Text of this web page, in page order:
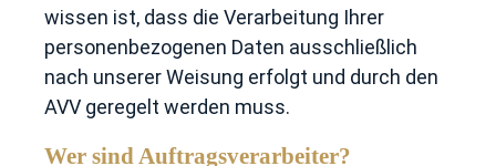
wissen ist, dass die Verarbeitung Ihrer
personenbezogenen Daten ausschließlich
nach unserer Weisung erfolgt und durch den
AVV geregelt werden muss.
Wer sind Auftragsverarbeiter?